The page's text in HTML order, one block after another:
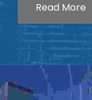
Read More